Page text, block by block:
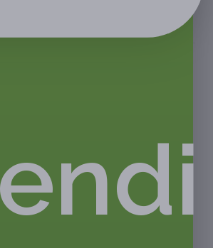
купон в электронном или
неограниченное количество
в подарок.
виды услуг:
зоны глубокого бикини для
1100 руб.)
зоны глубокого или
и подмышечных впадин для женщин